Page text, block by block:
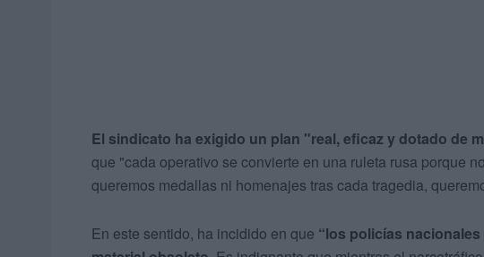
El sindicato ha exigido un plan "real, eficaz y dotado de
que "cada operativo se convierte en una ruleta rusa porque
queremos medallas ni homenajes tras cada tragedia,
En este sentido, ha incidido en que “los policías